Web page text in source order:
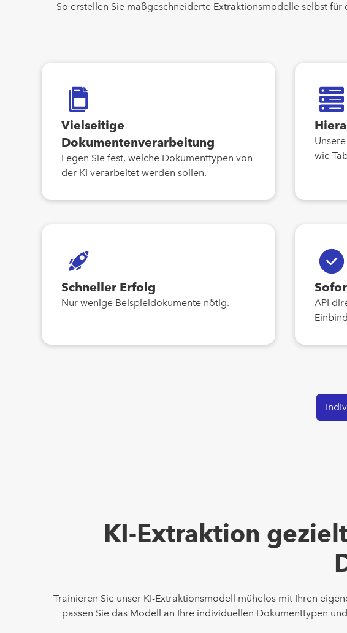
So erstellen Sie maßgeschneiderte Extraktionsmodelle selbst
Vielseitige
Dokumentenverarbeitung
Legen Sie fest, welche Dokumenttypen von
der KI verarbeitet werden sollen.
wie
Schneller Erfolg
Nur wenige Beispieldokumente nötig.
API
KI-Extraktion
Trainieren Sie unser KI-Extraktionsmodell mühelos mit Ihren
passen Sie das Modell an Ihre individuellen Dokumenttypen